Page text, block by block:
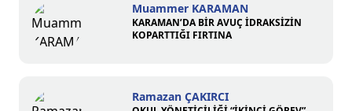
Muammer KARAMAN
KARAMAN’DA BİR AVUÇ İDRAKSİZİN
KOPARTTIĞI FIRTINA
Ramazan ÇAKIRCI